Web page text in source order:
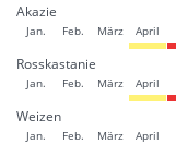
Akazie
Jan. Feb. März April
Rosskastanie
Jan. Feb. März April
Weizen
Jan. Feb. März April